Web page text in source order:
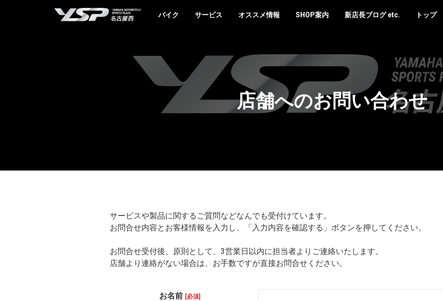
YSP名古屋西
バイク サービス オススメ情報 SHOP案内 新店長ブログ etc. トップ
店舗へのお問い合わせ
サービスや製品に関するご質問などなんでも受付けています。
お問合せ内容とお客様情報を入力し、「入力内容を確認する」ボタンを押してください。
お問合せ受付後、原則として、3営業日以内に担当者よりご連絡いたします。
店舗より連絡がない場合は、お手数ですが直接お問合せください。
お名前 [必須]